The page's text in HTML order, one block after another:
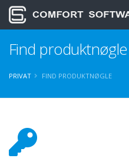
Find produktnøgle
PRIVAT FIND PRODUKTNØGLE